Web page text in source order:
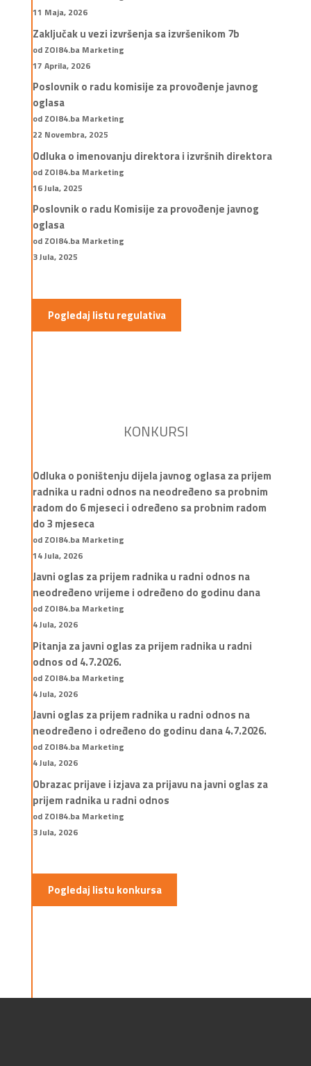
11 Maja, 2026
Zaključak u vezi izvršenja sa izvršenikom 7b
od ZOI84.ba Marketing
17 Aprila, 2026
Poslovnik o radu komisije za provođenje javnog
oglasa
od ZOI84.ba Marketing
22 Novembra, 2025
Odluka o imenovanju direktora i izvršnih direktora
od ZOI84.ba Marketing
16 Jula, 2025
Poslovnik o radu Komisije za provođenje javnog
oglasa
od ZOI84.ba Marketing
3 Jula, 2025
Pogledaj listu regulativa
KONKURSI
Odluka o poništenju dijela javnog oglasa za prijem
radnika u radni odnos na neodređeno sa probnim
radom do 6 mjeseci i određeno sa probnim radom
do 3 mjeseca
od ZOI84.ba Marketing
14 Jula, 2026
Javni oglas za prijem radnika u radni odnos na
neodređeno vrijeme i određeno do godinu dana
od ZOI84.ba Marketing
4 Jula, 2026
Pitanja za javni oglas za prijem radnika u radni
odnos od 4.7.2026.
od ZOI84.ba Marketing
4 Jula, 2026
Javni oglas za prijem radnika u radni odnos na
neodređeno i određeno do godinu dana 4.7.2026.
od ZOI84.ba Marketing
4 Jula, 2026
Obrazac prijave i izjava za prijavu na javni oglas za
prijem radnika u radni odnos
od ZOI84.ba Marketing
3 Jula, 2026
Pogledaj listu konkursa